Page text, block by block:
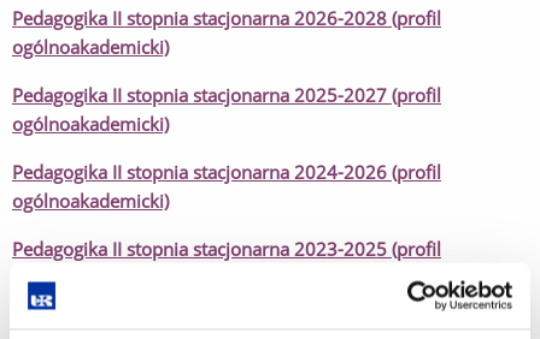
Pedagogika II stopnia stacjonarna 2026-2028 (profil
ogólnoakademicki)
Pedagogika II stopnia stacjonarna 2025-2027 (profil
ogólnoakademicki)
Pedagogika II stopnia stacjonarna 2024-2026 (profil
ogólnoakademicki)
Pedagogika II stopnia stacjonarna 2023-2025 (profil
ogólnoakademicki)